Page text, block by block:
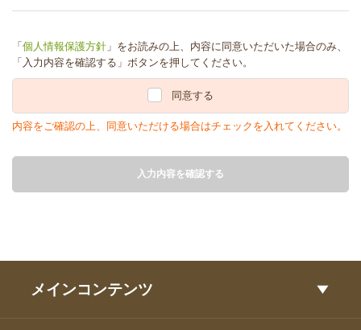
「 個人情報保護方針 」をお読みの上、内容に同意いただいた場合のみ、
「入力内容を確認する」ボタンを押してください。
同意する
内容をご確認の上、同意いただける場合はチェックを入れてください。
入力内容を確認する
メインコンテンツ